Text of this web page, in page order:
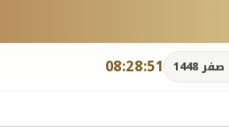
08:28:52